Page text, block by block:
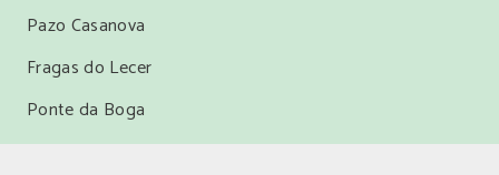
Pazo Casanova
Fragas do Lecer
Ponte da Boga